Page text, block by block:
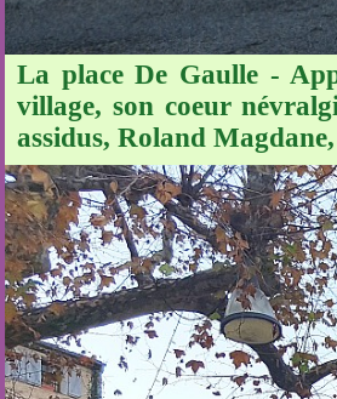
La place De Gaulle -
village, son coeur
assidus, Roland